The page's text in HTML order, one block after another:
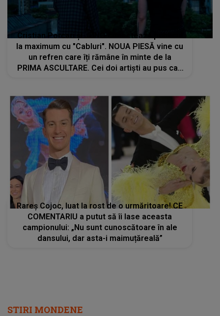
Cristian Porcari și JUNO conectează publicul
la maximum cu "Cabluri". NOUA PIESĂ vine cu
un refren care îți rămâne în minte de la
PRIMA ASCULTARE. Cei doi artiști au pus cap
Rareș Cojoc, luat la rost de o urmăritoare! CE
COMENTARIU a putut să îi lase aceasta
campionului: „Nu sunt cunoscătoare în ale
dansului, dar asta-i maimuțăreală”
STIRI MONDENE